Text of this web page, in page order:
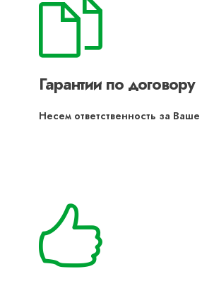
Гарантии по договору
Несем ответственность за